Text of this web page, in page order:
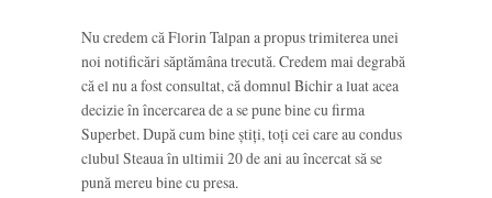
Nu credem că Florin Talpan a propus trimiterea unei
noi notificări săptămâna trecută. Credem mai degrabă
că el nu a fost consultat, că domnul Bichir a luat acea
decizie în încercarea de a se pune bine cu firma
Superbet. După cum bine știți, toți cei care au condus
clubul Steaua în ultimii 20 de ani au încercat să se
pună mereu bine cu presa.